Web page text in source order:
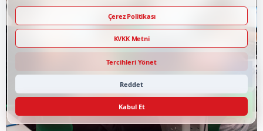
Çerez Politikası
KVKK Metni
Tercihleri Yönet
Reddet
Kabul Et